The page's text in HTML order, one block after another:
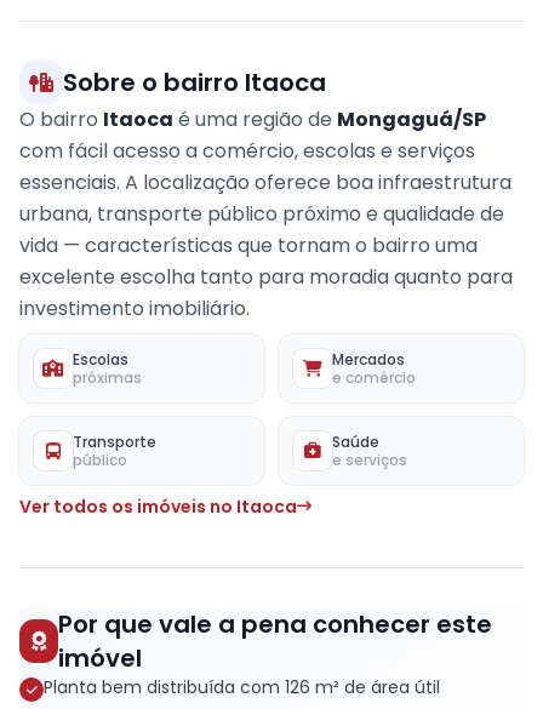
Sobre o bairro Itaoca
O bairro Itaoca é uma região de Mongaguá/SP
com fácil acesso a comércio, escolas e serviços
essenciais. A localização oferece boa infraestrutura
urbana, transporte público próximo e qualidade de
vida — características que tornam o bairro uma
excelente escolha tanto para moradia quanto para
investimento imobiliário.
Escolas
próximas
Mercados
e comércio
Transporte
público
Saúde
e serviços
Ver todos os imóveis no Itaoca
Por que vale a pena conhecer este
imóvel
Planta bem distribuída com 126 m² de área útil